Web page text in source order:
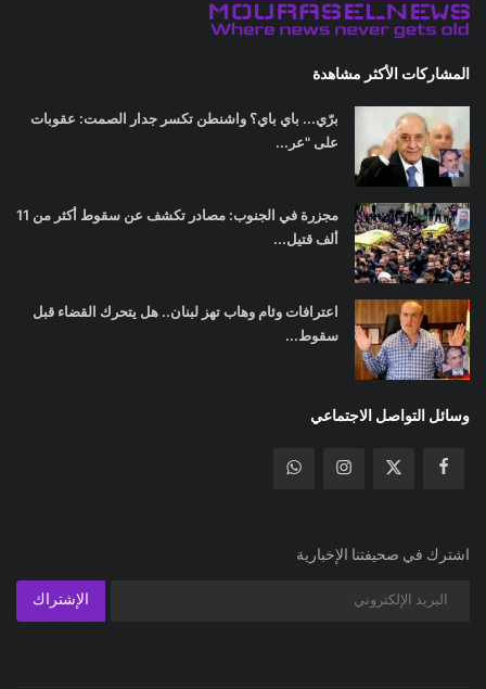
المشاركات الأكثر مشاهدة
برّي... باي باي؟ واشنطن تكسر جدار الصمت: عقوبات
على "عر...
مجزرة في الجنوب: مصادر تكشف عن سقوط أكثر من 11
ألف قتيل...
اعترافات وئام وهاب تهز لبنان.. هل يتحرك القضاء قبل
سقوط...
وسائل التواصل الاجتماعي
اشترك في صحيفتنا الإخبارية
الإشتراك